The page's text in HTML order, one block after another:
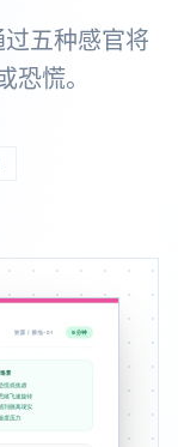
五种感官将
恐慌。